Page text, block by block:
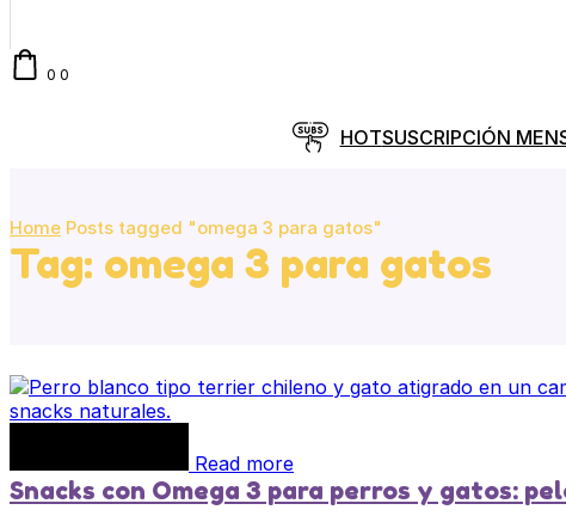
0 0
SUSCRIPCIÓN
HOT
Home Posts tagged "omega 3 para gatos"
Tag: omega 3 para gatos
Read more
Snacks con Omega 3 para perros y gatos: